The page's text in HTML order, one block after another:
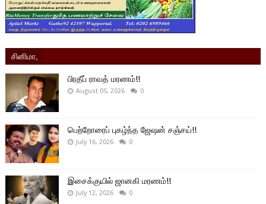
சினிமா,
பிரதீப் ராவத் மரணம்!!
August 05, 2026 0
பெற்றோரைப் புகழ்ந்த ஜேஷன் சஞ்சய்!!
July 16, 2026 0
இசைக்குயில் ஜானகி மரணம்!!
July 12, 2026 0